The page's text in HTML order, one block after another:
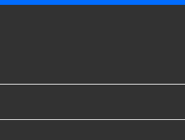
问题。
了解客户业务流程基本情况与
定了以产品良率及一致性为核
自动化、先进制程控制为导向
国内领先、高ROI的信息化建设